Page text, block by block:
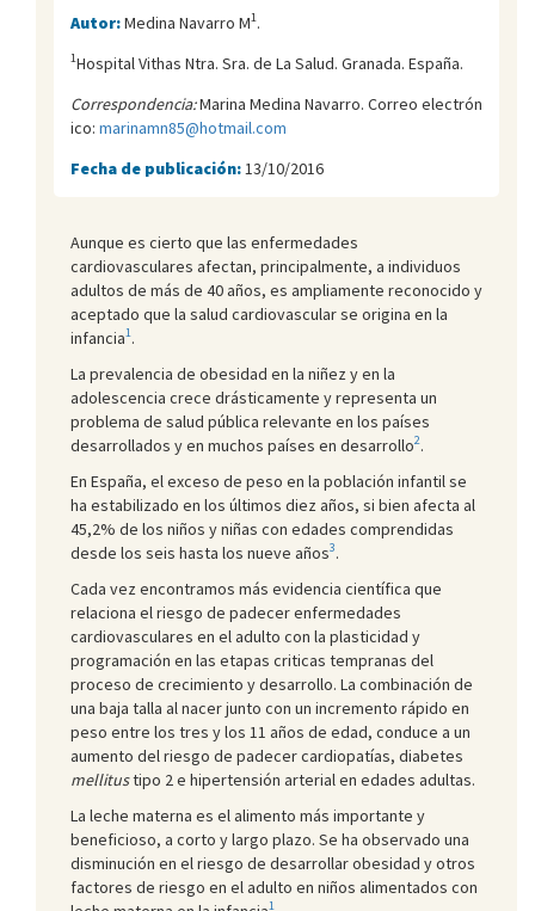
Autor:Medina Navarro M1.
1Hospital Vithas Ntra. Sra. de La Salud. Granada. España.
Correspondencia:Marina Medina Navarro. Correo electrón
ico: marinamn85@hotmail.com
Fecha de publicación: 13/10/2016
Aunque es cierto que las enfermedades
cardiovasculares afectan, principalmente, a individuos
adultos de más de 40 años, es ampliamente reconocido y
aceptado que la salud cardiovascular se origina en la
infancia1.
La prevalencia de obesidad en la niñez y en la
adolescencia crece drásticamente y representa un
problema de salud pública relevante en los países
desarrollados y en muchos países en desarrollo2.
En España, el exceso de peso en la población infantil se
ha estabilizado en los últimos diez años, si bien afecta al
45,2% de los niños y niñas con edades comprendidas
desde los seis hasta los nueve años3.
Cada vez encontramos más evidencia científica que
relaciona el riesgo de padecer enfermedades
cardiovasculares en el adulto con la plasticidad y
programación en las etapas criticas tempranas del
proceso de crecimiento y desarrollo. La combinación de
una baja talla al nacer junto con un incremento rápido en
peso entre los tres y los 11 años de edad, conduce a un
aumento del riesgo de padecer cardiopatías, diabetes
mellitustipo 2 e hipertensión arterial en edades adultas.
La leche materna es el alimento más importante y
beneficioso, a corto y largo plazo. Se ha observado una
disminución en el riesgo de desarrollar obesidad y otros
factores de riesgo en el adulto en niños alimentados con
1